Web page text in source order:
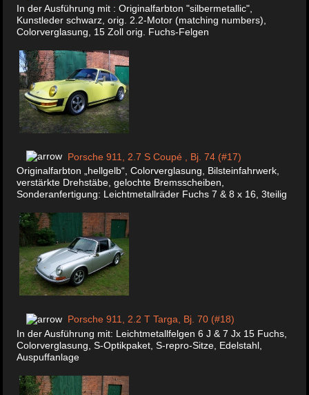
In der Ausführung mit : Originalfarbton "silbermetallic",
Kunstleder schwarz, orig. 2.2-Motor (matching numbers),
Colorverglasung, 15 Zoll orig. Fuchs-Felgen
Porsche 911, 2.7 S Coupé , Bj. 74 (#17)
Originalfarbton „hellgelb“, Colorverglasung, Bilsteinfahrwerk,
verstärkte Drehstäbe, gelochte Bremsscheiben,
Sonderanfertigung: Leichtmetallräder Fuchs 7 & 8 x 16, 3teilig
Porsche 911, 2.2 T Targa, Bj. 70 (#18)
In der Ausführung mit: Leichtmetallfelgen 6 J & 7 Jx 15 Fuchs,
Colorverglasung, S-Optikpaket, S-repro-Sitze, Edelstahl,
Auspuffanlage